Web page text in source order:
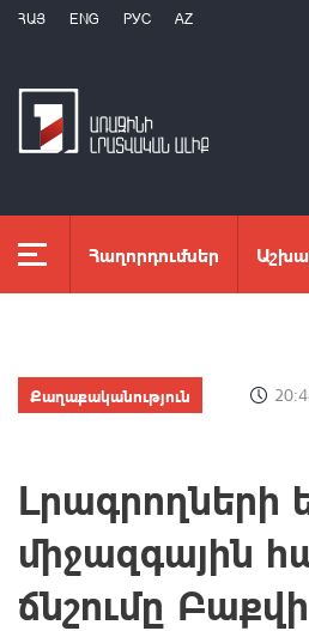
ՀԱՅ ENG РУС AZ
Հաղորդումներ
Քաղաքականություն
Լրագրողների
միջազգային
ճնշումը